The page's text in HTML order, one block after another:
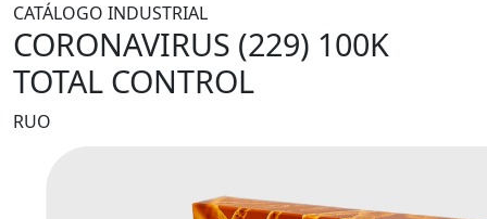
CATÁLOGO INDUSTRIAL
CORONAVIRUS (229) 100K
TOTAL CONTROL
RUO